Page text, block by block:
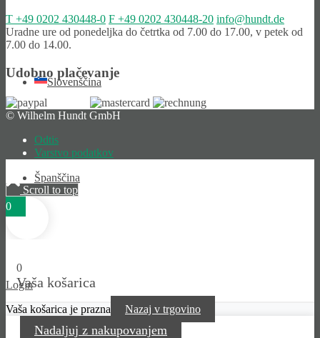
Slovenščina
Španščina
Login
T +49 0202 430448-0 F +49 0202 430448-20 info@hundt.de
Uradne ure od ponedeljka do četrtka od 7.00 do 17.00, v petek od
7.00 do 14.00.
Udobno plačevanje
© Wilhelm Hundt GmbH
Odtis
Varstvo podatkov
Scroll to top
0
0
Vaša košarica
Vaša košarica je prazna Nazaj v trgovino
Nadaljuj z nakupovanjem